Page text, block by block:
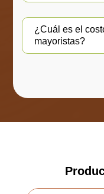
¿Cuál es el
mayoristas?